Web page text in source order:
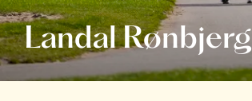
Landal Rønbjerg